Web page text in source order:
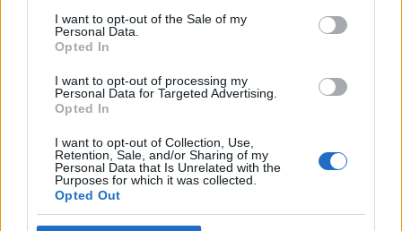
consent section.
I want to opt-out of the Sale of my
Personal Data.
Opted In
I want to opt-out of processing my
Personal Data for Targeted Advertising.
Opted In
I want to opt-out of Collection, Use,
Retention, Sale, and/or Sharing of my
Personal Data that Is Unrelated with the
Purposes for which it was collected.
Opted Out
kompresszor működtetéséről…
Kompresszorok
Péter alkatrészes• 2020. október 13.
Kompresszorok A FIAC dugattyús kompresszorok az
otthoni barkácsolástól a legkeményebb ipari
felhasználásig számtalan felhasználási területen
használhatók. Egy - ill. kéthengeres, 1-10 lóerő
teljesítményű villanymotorral szerelt modellek,